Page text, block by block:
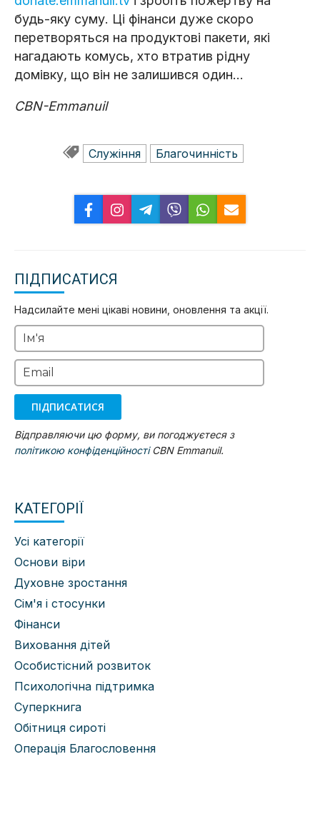
будь-яку суму. Ці фінанси дуже скоро
перетворяться на продуктові пакети, які
нагадають комусь, хто втратив рідну
домівку, що він не залишився один...
CBN-Emmanuil
Служіння Благочинність
ПІДПИСАТИСЯ
Надсилайте мені цікаві новини, оновлення та акції.
Ім'я
Email
ПІДПИСАТИСЯ
Відправляючи цю форму, ви погоджуєтеся з
політикою конфіденційностіCBN Emmanuil.
КАТЕГОРІЇ
Усі категорії
Основи віри
Духовне зростання
Сім'я і стосунки
Фінанси
Виховання дітей
Особистісний розвиток
Психологічна підтримка
Суперкнига
Обітниця сироті
Операція Благословення